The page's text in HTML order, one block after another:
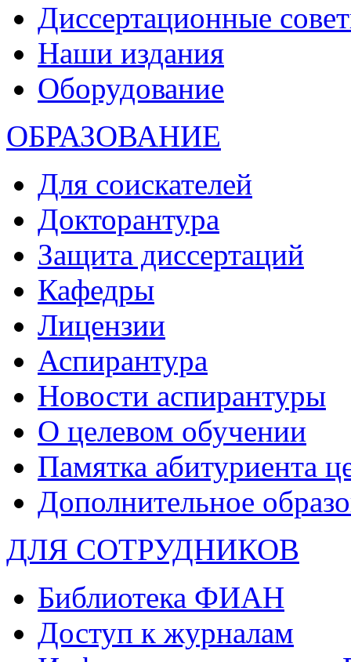
Диссертационные
Наши издания
Оборудование
ОБРАЗОВАНИЕ
Для соискателей
Докторантура
Защита диссертаций
Кафедры
Лицензии
Аспирантура
Новости аспирантуры
О целевом обучении
Памятка абитуриента
Дополнительное
ДЛЯ СОТРУДНИКОВ
Библиотека ФИАН
Доступ к журналам